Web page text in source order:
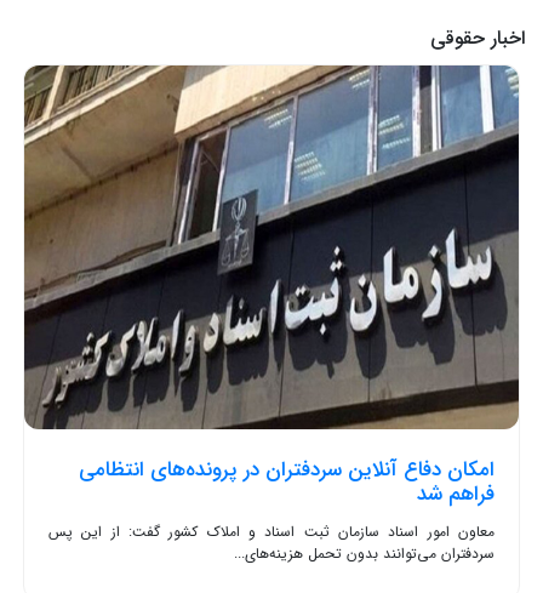
اخبار حقوقی
امکان دفاع آنلاین سردفتران در پرونده‌های انتظامی
فراهم شد
معاون امور اسناد سازمان ثبت اسناد و املاک کشور گفت: از این پس
سردفتران می‌توانند بدون تحمل هزینه‌های...